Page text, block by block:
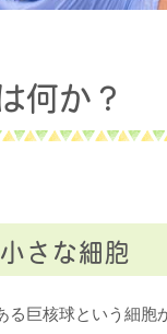
何か？
さな細胞
る巨核球という細胞